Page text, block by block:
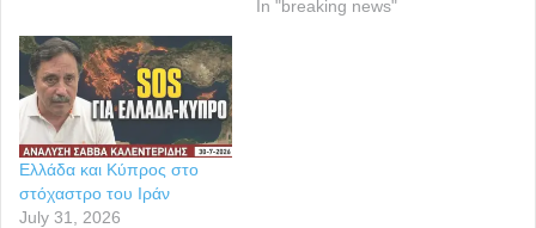
In "breaking news"
Ελλάδα και Κύπρος στο
στόχαστρο του Ιράν
July 31, 2026